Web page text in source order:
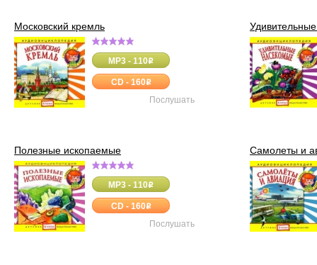
Московский кремль
MP3 - 110o
CD - 160o
Послушать
Полезные ископаемые
MP3 - 110o
CD - 160o
Послушать
Самолеты и